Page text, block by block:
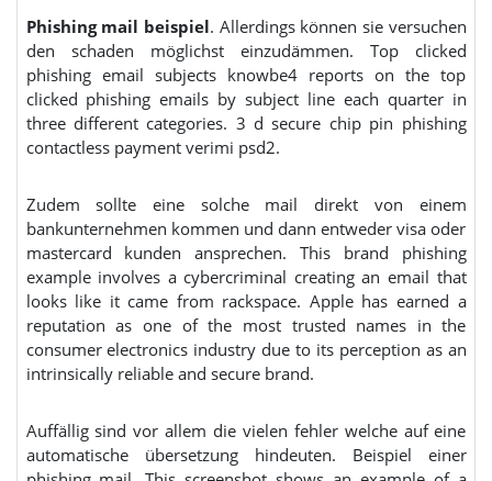
Phishing mail beispiel. Allerdings können sie versuchen
den schaden möglichst einzudämmen. Top clicked
phishing email subjects knowbe4 reports on the top
clicked phishing emails by subject line each quarter in
three different categories. 3 d secure chip pin phishing
contactless payment verimi psd2.
Zudem sollte eine solche mail direkt von einem
bankunternehmen kommen und dann entweder visa oder
mastercard kunden ansprechen. This brand phishing
example involves a cybercriminal creating an email that
looks like it came from rackspace. Apple has earned a
reputation as one of the most trusted names in the
consumer electronics industry due to its perception as an
intrinsically reliable and secure brand.
Auffällig sind vor allem die vielen fehler welche auf eine
automatische übersetzung hindeuten. Beispiel einer